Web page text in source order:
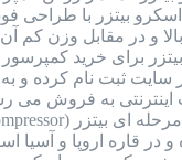
بیتزر با طراحی
برای خرید
در سایت ثبت نام
اینترنتی به فروش
قاره اروپا و آسیا